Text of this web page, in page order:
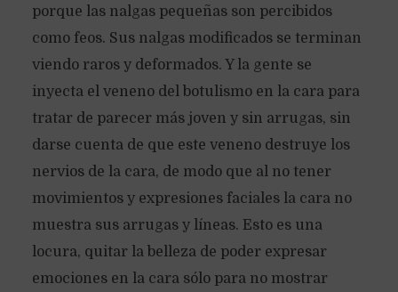
porque las nalgas pequeñas son percibidos
como feos. Sus nalgas modificados se terminan
viendo raros y deformados. Y la gente se
inyecta el veneno del botulismo en la cara para
tratar de parecer más joven y sin arrugas, sin
darse cuenta de que este veneno destruye los
nervios de la cara, de modo que al no tener
movimientos y expresiones faciales la cara no
muestra sus arrugas y líneas. Esto es una
locura, quitar la belleza de poder expresar
emociones en la cara sólo para no mostrar